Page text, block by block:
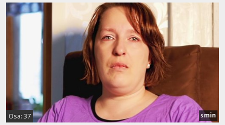
Osa: 37 5 min